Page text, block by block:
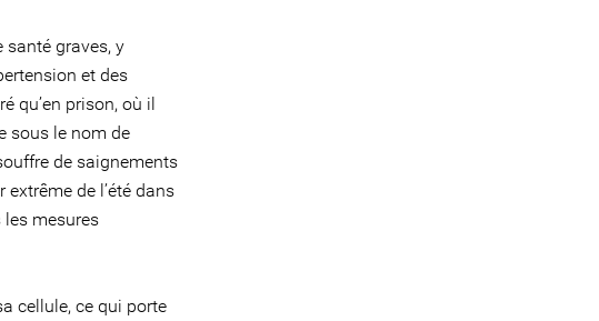
santé graves, y
et des
qu’en prison, où il
sous le nom de
de saignements
de l’été dans
les mesures
cellule, ce qui porte